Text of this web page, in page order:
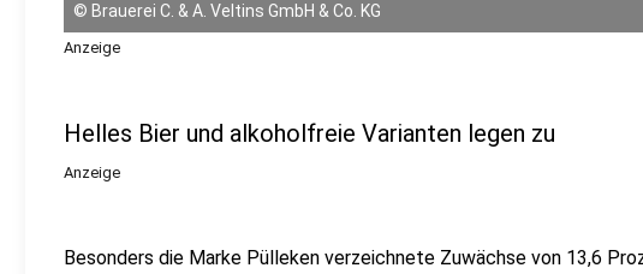
© Brauerei C. & A. Veltins GmbH & Co. KG
Anzeige
Helles Bier und alkoholfreie Varianten legen zu
Anzeige
Besonders die Marke Pülleken verzeichnete Zuwächse von 13,6